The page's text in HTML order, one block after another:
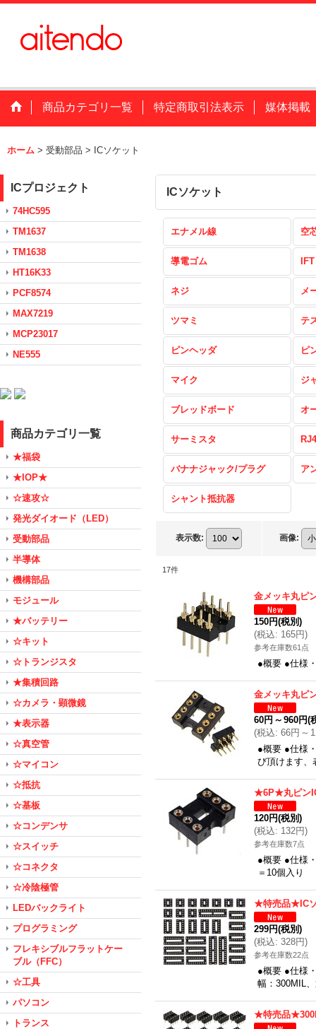
商品カテゴリ一覧 特定商取引法表示 媒体掲載
ホーム > 受動部品 > ICソケット
ICプロジェクト
74HC595
TM1637
TM1638
HT16K33
PCF8574
MAX7219
MCP23017
NE555
商品カテゴリ一覧
★福袋
★IOP★
☆速攻☆
発光ダイオード（LED）
受動部品
半導体
機構部品
モジュール
★バッテリー
☆キット
☆トランジスタ
★集積回路
☆カメラ・顕微鏡
★表示器
☆真空管
☆マイコン
☆抵抗
☆基板
☆コンデンサ
☆スイッチ
☆コネクタ
☆冷陰極管
LEDバックライト
プログラミング
フレキシブルフラットケー
ブル（FFC）
☆工具
パソコン
トランス
ICソケット
エナメル線 空
導電ゴム IFT
ネジ メ
ツマミ テ
ピンヘッダ ピ
マイク ジ
ブレッドボード オ
サーミスタ
バナナジャック/プラグ ア
シャント抵抗器
表示数: 画像:
17件
金メッキ丸ピ
150円(税別)
(税込: 165円)
参考在庫数61点
●概要 ●仕様
金メッキ丸ピ
60円 ～ 960円(
(税込: 66円 ～
●概要 ●仕様
び頂けます
★6P★丸ピン
120円(税別)
(税込: 132円)
参考在庫数7点
●概要 ●仕様
＝10個入り
★特売品★IC
299円(税別)
(税込: 328円)
参考在庫数22点
●概要 ●仕様
幅：300MIL
★特売品